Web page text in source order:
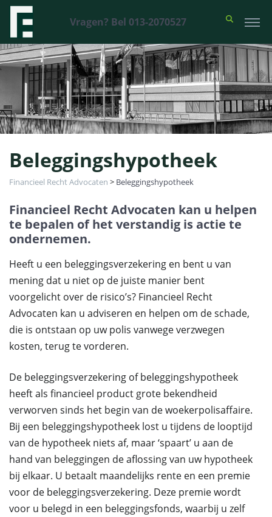
Vragen? Bel 013-2070527
Beleggingshypotheek
Financieel Recht Advocaten > Beleggingshypotheek
Financieel Recht Advocaten kan u helpen
te bepalen of het verstandig is actie te
ondernemen.
Heeft u een beleggingsverzekering en bent u van
mening dat u niet op de juiste manier bent
voorgelicht over de risico’s? Financieel Recht
Advocaten kan u adviseren en helpen om de schade,
die is ontstaan op uw polis vanwege verzwegen
kosten, terug te vorderen.
De beleggingsverzekering of beleggingshypotheek
heeft als financieel product grote bekendheid
verworven sinds het begin van de woekerpolisaffaire.
Bij een beleggingshypotheek lost u tijdens de looptijd
van de hypotheek niets af, maar ‘spaart’ u aan de
hand van beleggingen de aflossing van uw hypotheek
bij elkaar. U betaalt maandelijks rente en een premie
voor de beleggingsverzekering. Deze premie wordt
voor u belegd in een beleggingsfonds, waarbij u zelf